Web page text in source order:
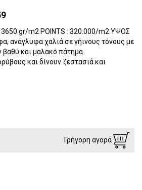
gr/m2 POINTS : 320.000/m2 ΥΨΟΣ
ανάγλυφα χαλιά σε γήινους τόνους με
βαθύ και μαλακό πάτημα
και δίνουν ζεστασιά και
Γρήγορη αγορά